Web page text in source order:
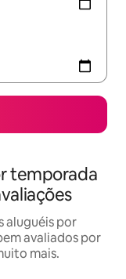
temporada
aluguéis por
avaliados por
mais.